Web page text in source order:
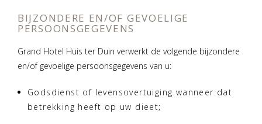
BIJZONDERE EN/OF GEVOELIGE
PERSOONSGEGEVENS
Grand Hotel Huis ter Duin verwerkt de volgende bijzondere
en/of gevoelige persoonsgegevens van u:
Godsdienst of levensovertuiging wanneer dat
betrekking heeft op uw dieet;